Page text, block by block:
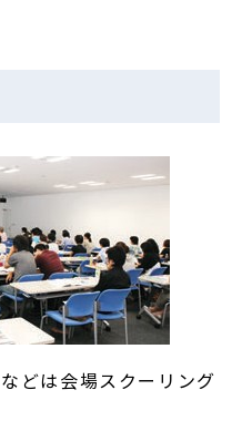
どは会場スクーリング